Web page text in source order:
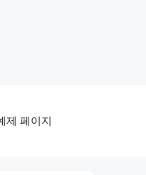
제 페이지